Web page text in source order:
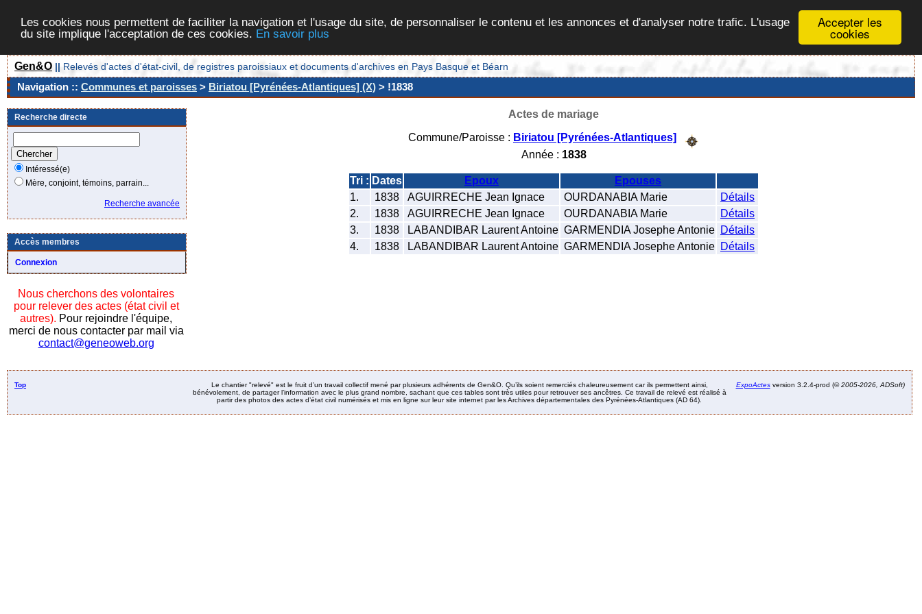
Accepter les
cookies
Les cookies nous permettent de faciliter la navigation et l'usage du site, de personnaliser le contenu et les annonces et d'analyser notre trafic. L'usage
du site implique l'acceptation de ces cookies. En savoir plus
Gen&O || Relevés d'actes d'état-civil, de registres paroissiaux et documents d'archives en Pays Basque et Béarn
Navigation :: Communes et paroisses > Biriatou [Pyrénées-Atlantiques] (X) > !1838
Recherche directe
Intéressé(e)
Mère, conjoint, témoins, parrain...
Recherche avancée
Accès membres
Connexion
Nous cherchons des volontaires
pour relever des actes (état civil et
autres). Pour rejoindre l'équipe,
merci de nous contacter par mail via
contact@geneoweb.org
Actes de mariage
Commune/Paroisse : Biriatou [Pyrénées-Atlantiques]
Année : 1838
Tri : Dates Epoux
Epouses
1.
1838 AGUIRRECHE Jean Ignace OURDANABIA Marie
Détails
2.
1838 AGUIRRECHE Jean Ignace OURDANABIA Marie
Détails
3.
1838 LABANDIBAR Laurent Antoine GARMENDIA Josephe Antonie Détails
4.
1838 LABANDIBAR Laurent Antoine GARMENDIA Josephe Antonie Détails
Top
Le chantier "relevé" est le fruit d’un travail collectif mené par plusieurs adhérents de Gen&O. Qu’ils soient remerciés chaleureusement car ils permettent ainsi,
bénévolement, de partager l’information avec le plus grand nombre, sachant que ces tables sont très utiles pour retrouver ses ancêtres. Ce travail de relevé est réalisé à
partir des photos des actes d’état civil numérisés et mis en ligne sur leur site internet par les Archives départementales des Pyrénées-Atlantiques (AD 64).
ExpoActesversion 3.2.4-prod (©2005-2026, ADSoft)